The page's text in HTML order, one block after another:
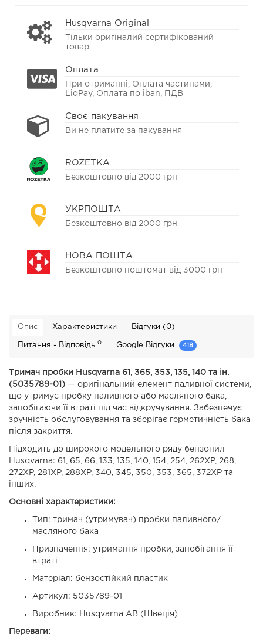
Husqvarna Original
Тільки оригіналий сертифікований
товар
Оплата
При отриманні, Оплата частинами,
LiqPay, Оплата по iban, ПДВ
Своє пакування
Ви не платите за пакування
ROZETKA
Безкоштовно від 2000 грн
УКРПОШТА
Безкоштовно від 2000 грн
НОВА ПОШТА
Безкоштовно поштомат від 3000 грн
Опис Характеристики Відгуки (0)
Питання - Відповідь 0 Google Відгуки 418
Тримач пробки Husqvarna 61, 365, 353, 135, 140 та ін.
(5035789-01) — оригінальний елемент паливної системи,
що утримує пробку паливного або масляного бака,
запобігаючи її втраті під час відкручування. Забезпечує
зручність обслуговування та зберігає герметичність бака
після закриття.
Підходить до широкого модельного ряду бензопил
Husqvarna: 61, 65, 66, 133, 135, 140, 154, 254, 262XP, 268,
272XP, 281XP, 288XP, 340, 345, 350, 353, 365, 372XP та
інших.
Основні характеристики:
Тип: тримач (утримувач) пробки паливного/
масляного бака
Призначення: утримання пробки, запобігання її
втраті
Матеріал: бензостійкий пластик
Артикул: 5035789-01
Виробник: Husqvarna AB (Швеція)
Переваги: